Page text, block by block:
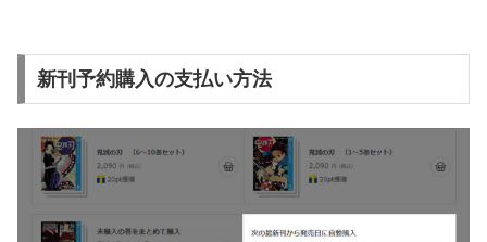
新刊予約購入の支払い方法